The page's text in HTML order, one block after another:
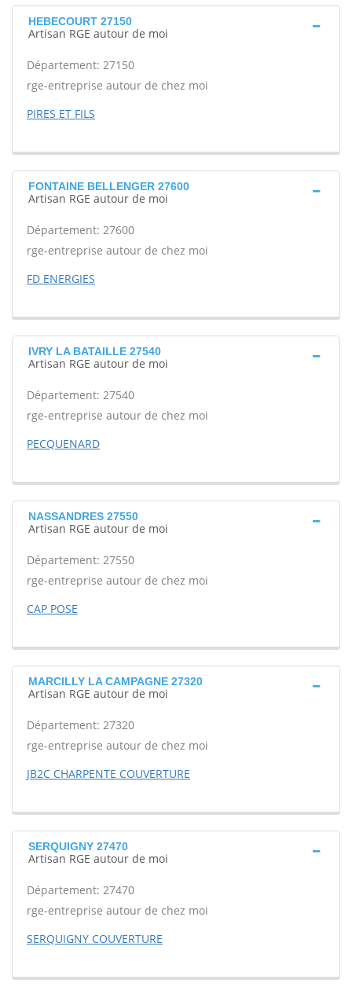
HEBECOURT 27150
Artisan RGE autour de moi
Département: 27150
rge-entreprise autour de chez moi
PIRES ET FILS
FONTAINE BELLENGER 27600
Artisan RGE autour de moi
Département: 27600
rge-entreprise autour de chez moi
FD ENERGIES
IVRY LA BATAILLE 27540
Artisan RGE autour de moi
Département: 27540
rge-entreprise autour de chez moi
PECQUENARD
NASSANDRES 27550
Artisan RGE autour de moi
Département: 27550
rge-entreprise autour de chez moi
CAP POSE
MARCILLY LA CAMPAGNE 27320
Artisan RGE autour de moi
Département: 27320
rge-entreprise autour de chez moi
JB2C CHARPENTE COUVERTURE
SERQUIGNY 27470
Artisan RGE autour de moi
Département: 27470
rge-entreprise autour de chez moi
SERQUIGNY COUVERTURE